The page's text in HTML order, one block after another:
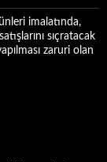
imalatında,
sıçratacak
zaruri olan